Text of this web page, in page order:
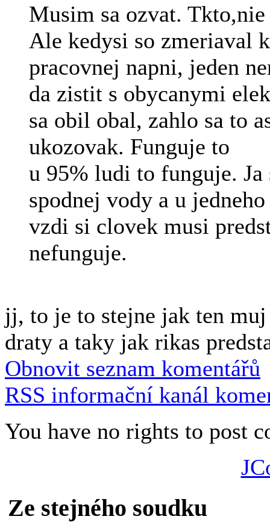
Musim sa ozvat.
Ale kedysi so zmeriaval
pracovnej napni, jeden
da zistit s obycanymi
sa obil obal, zahlo sa to
ukozovak. Funguje to
u 95% ludi to funguje. Ja
spodnej vody a u
vzdi si clovek musi
nefunguje.
jj, to je to stejne jak ten
draty a taky jak rikas
Obnovit seznam komentářů
RSS informační kanál
You have no rights to post
Ze stejného soudku